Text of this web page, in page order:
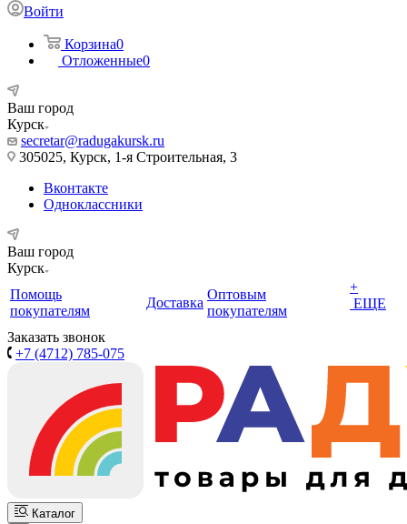
Войти
Корзина0
Отложенные0
Ваш город
Курск
secretar@radugakursk.ru
305025, Курск, 1-я Строительная, 3
Вконтакте
Одноклассники
Ваш город
Курск
Помощь
покупателям
Доставка
Оптовым
покупателям
+
ЕЩЕ
Заказать звонок
+7 (4712) 785-075
Каталог